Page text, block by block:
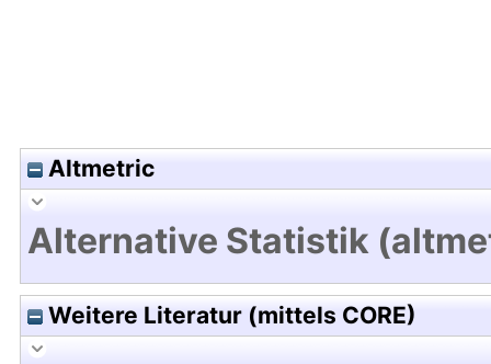
Altmetric
Alternative Statistik
Weitere Literatur (mittels CORE)